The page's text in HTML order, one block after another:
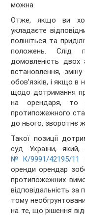
можна.
Отже, якщо ви
укладаєте
полініться та
положень. Слід
домовленість двох
встановлення,
обов’язків, і якщо
щодо дотримання
на орендаря, то
протипожежного
до нього, зворотнє
Такої позиції
суд України, який,
№К/9991/42195/11
оренди орендар
протипожежних
відповідальність
тому
на те, що рішення